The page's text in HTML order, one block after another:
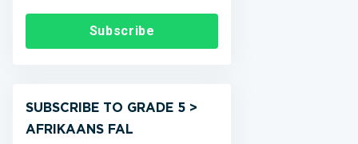
Subscribe
SUBSCRIBE TO GRADE 5 >
AFRIKAANS FAL